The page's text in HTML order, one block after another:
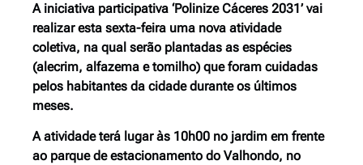
A iniciativa participativa ‘Polinize Cáceres 2031’ vai
realizar esta sexta-feira uma nova atividade
coletiva, na qual serão plantadas as espécies
(alecrim, alfazema e tomilho) que foram cuidadas
pelos habitantes da cidade durante os últimos
meses.
A atividade terá lugar às 10h00 no jardim em frente
ao parque de estacionamento do Valhondo, no